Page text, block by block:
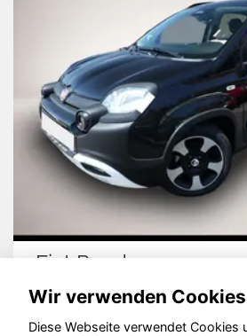
Fiat Panda
Wir verwenden Cookies
Diese Webseite verwendet Cookies